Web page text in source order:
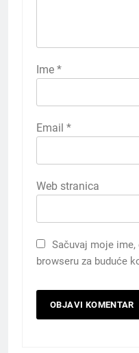
Ime *
Email *
Web stranica
Sačuvaj moje
browseru za buduće